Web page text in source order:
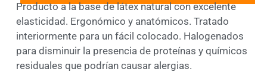
Producto a la base de látex natural con excelente
elasticidad. Ergonómico y anatómicos. Tratado
interiormente para un fácil colocado. Halogenados
para disminuir la presencia de proteínas y químicos
residuales que podrían causar alergias.